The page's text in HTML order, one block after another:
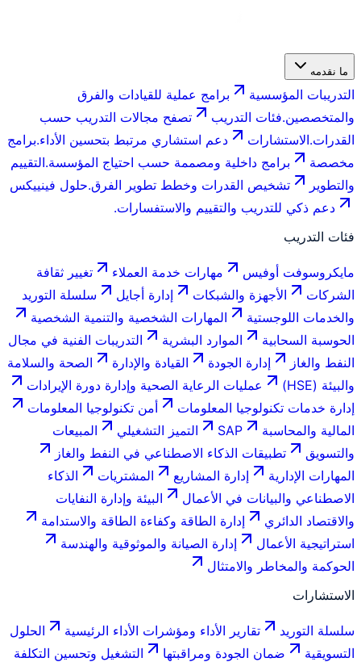
ما نقدمه
التدريبات المؤسسية
برامج عملية للقيادات والفرق
والمتخصصين.فئات التدريب
تصفح مجالات التدريب حسب
القدرات.الاستشارات دعم استشاري مرتبط بتحسين الأداء.برامج
مخصصة
برامج داخلية ومصممة حسب احتياج المؤسسة.التقييم
والتطوير
تشخيص القدرات وخطط تطوير الفرق.حلول فينييكس
دعم ذكي للتدريب والتقييم والاستفسارات.
فئات التدريب
مايكروسوفت أوفيس مهارات خدمة العملاء
تغيير ثقافة
الشركات
الأجهزة والشبكات إدارة أجايل
سلسلة التوريد
والخدمات اللوجستية
المهارات الشخصية والتنمية الشخصية
الحوسبة السحابية
الموارد البشرية
التدريبات الفنية في مجال
النفط والغاز
إدارة الجودة القيادة والإدارة
الصحة والسلامة
والبيئة (HSE)
عمليات الرعاية الصحية وإدارة دورة الإيرادات
إدارة خدمات تكنولوجيا المعلومات
أمن تكنولوجيا المعلومات
المالية والمحاسبة
SAP التميز التشغيلي
المبيعات
والتسويق
تطبيقات الذكاء الاصطناعي في النفط والغاز
المهارات الإدارية
إدارة المشاريع المشتريات
الذكاء
الاصطناعي والبيانات في الأعمال
البيئة وإدارة النفايات
والاقتصاد الدائري
إدارة الطاقة وكفاءة الطاقة والاستدامة
استراتيجية الأعمال
إدارة الصيانة والموثوقية والهندسة
الحوكمة والمخاطر والامتثال
الاستشارات
سلسلة التوريد تقارير الأداء ومؤشرات الأداء الرئيسية
الحلول
التسويقية
ضمان الجودة ومراقبتها
التشغيل وتحسين التكلفة